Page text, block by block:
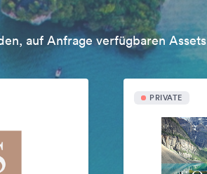
auf Anfrage verfügbaren Assets
PRIVATE